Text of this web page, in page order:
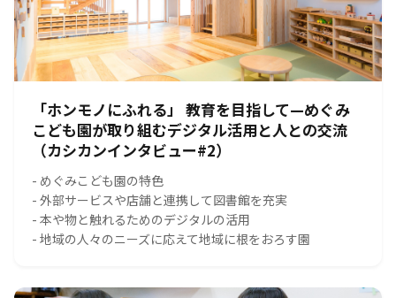
「ホンモノにふれる」 教育を目指して—めぐみ
こども園が取り組むデジタル活用と人との交流
（カシカンインタビュー#2）
- めぐみこども園の特色
- 外部サービスや店舗と連携して図書館を充実
- 本や物と触れるためのデジタルの活用
- 地域の人々のニーズに応えて地域に根をおろす園